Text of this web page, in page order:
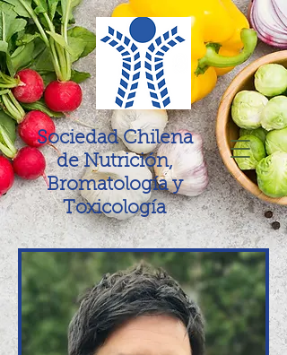
Sociedad Chilena
de Nutrición,
Bromatología y
Toxicología